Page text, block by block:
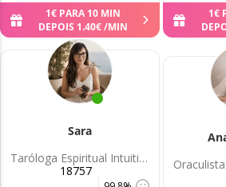
1€ PARA 10 MIN
DEPOIS 1.40€/MIN
1€
Sara
Taróloga Espiritual Intuitiva
18757